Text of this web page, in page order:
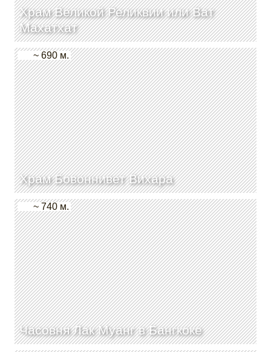
Храм Великой Реликвии или Ват
Махатхат
Храм Бовоннивет Вихара
~ 690 м.
Часовня Лак Муанг в Бангкоке
~ 740 м.